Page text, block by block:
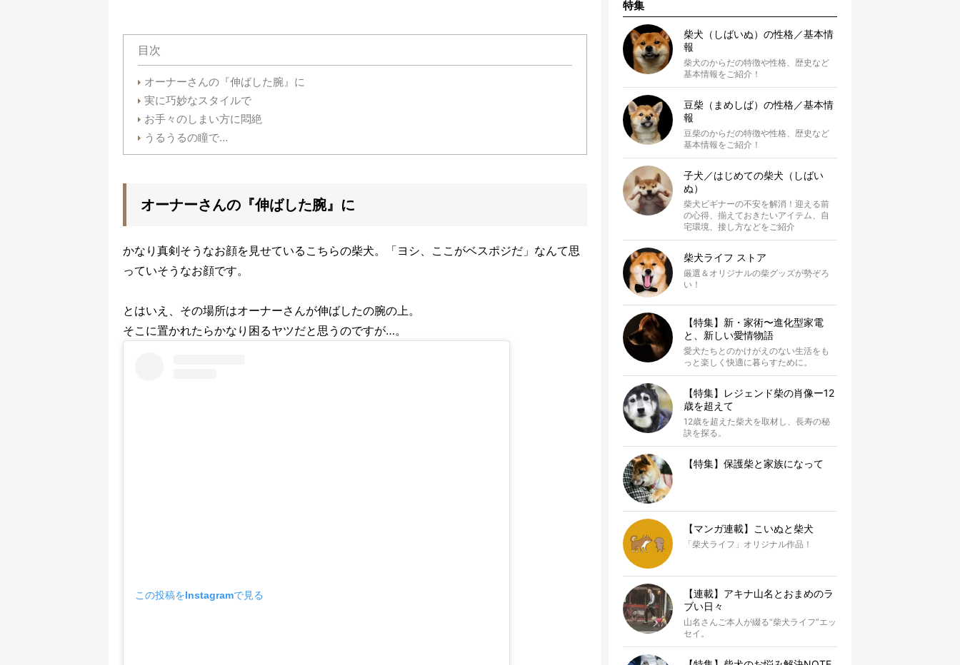
目次
オーナーさんの『伸ばした腕』に
実に巧妙なスタイルで
お手々のしまい方に悶絶
うるうるの瞳で…
オーナーさんの『伸ばした腕』に
かなり真剣そうなお顔を見せているこちらの柴犬。「ヨシ、ここがベスポジだ」なんて思
っていそうなお顔です。
とはいえ、その場所はオーナーさんが伸ばしたの腕の上。
そこに置かれたらかなり困るヤツだと思うのですが…。
この投稿をInstagramで見る
特集
柴犬（しばいぬ）の性格／基本情
報
柴犬のからだの特徴や性格、歴史など
基本情報をご紹介！
豆柴（まめしば）の性格／基本情
報
豆柴のからだの特徴や性格、歴史など
基本情報をご紹介！
子犬／はじめての柴犬（しばい
ぬ）
柴犬ビギナーの不安を解消！迎える前
の心得、揃えておきたいアイテム、自
宅環境、接し方などをご紹介
柴犬ライフ ストア
厳選＆オリジナルの柴グッズが勢ぞろ
い！
【特集】新・家術〜進化型家電
と、新しい愛情物語
愛犬たちとのかけがえのない生活をも
っと楽しく快適に暮らすために。
【特集】レジェンド柴の肖像ー12
歳を超えて
12歳を超えた柴犬を取材し、長寿の秘
訣を探る。
【特集】保護柴と家族になって
【マンガ連載】こいぬと柴犬
「柴犬ライフ」オリジナル作品！
【連載】アキナ山名とおまめのラ
ブい日々
山名さんご本人が綴る“柴犬ライフ”エッ
セイ。